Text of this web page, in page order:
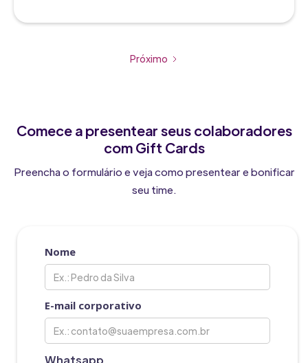
Próximo
Comece a presentear seus colaboradores
com Gift Cards
Preencha o formulário e veja como presentear e bonificar
seu time.
Nome
E-mail corporativo
Whatsapp